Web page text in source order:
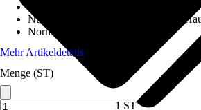
Nicht für Kinder
Nutzung
Gartenspielgeräte für den
Norm / Prüfzeichen
Mehr Artikeldetails
Menge (ST)
1 ST